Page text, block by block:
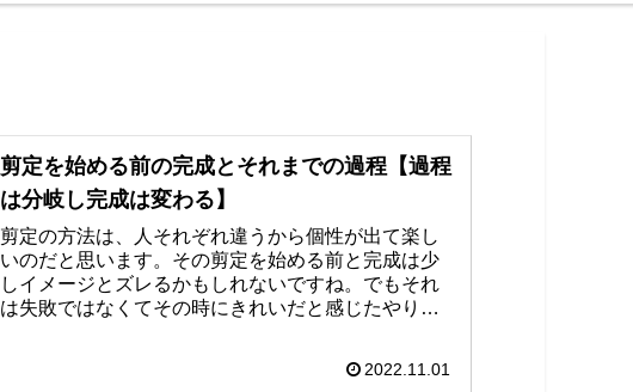
剪定を始める前の完成とそれまでの過程【過程
は分岐し完成は変わる】
剪定の方法は、人それぞれ違うから個性が出て楽し
いのだと思います。その剪定を始める前と完成は少
しイメージとズレるかもしれないですね。でもそれ
は失敗ではなくてその時にきれいだと感じたやり方
2022.11.01